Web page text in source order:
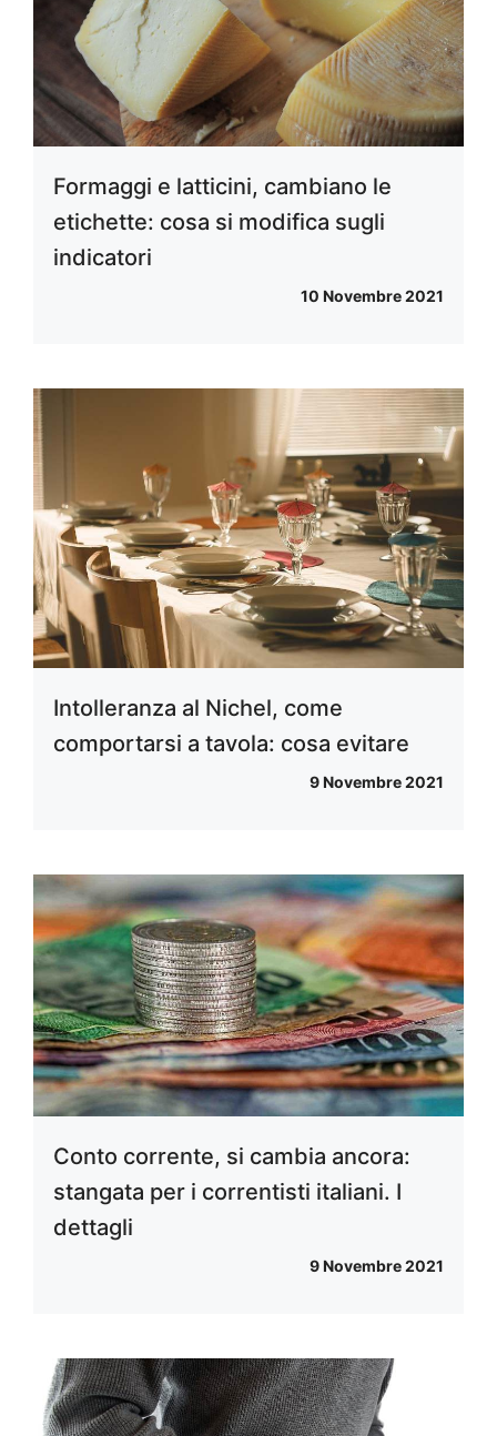
Formaggi e latticini, cambiano le
etichette: cosa si modifica sugli
indicatori
10 Novembre 2021
Intolleranza al Nichel, come
comportarsi a tavola: cosa evitare
9 Novembre 2021
Conto corrente, si cambia ancora:
stangata per i correntisti italiani. I
dettagli
9 Novembre 2021